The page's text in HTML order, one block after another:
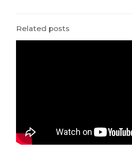
Related posts